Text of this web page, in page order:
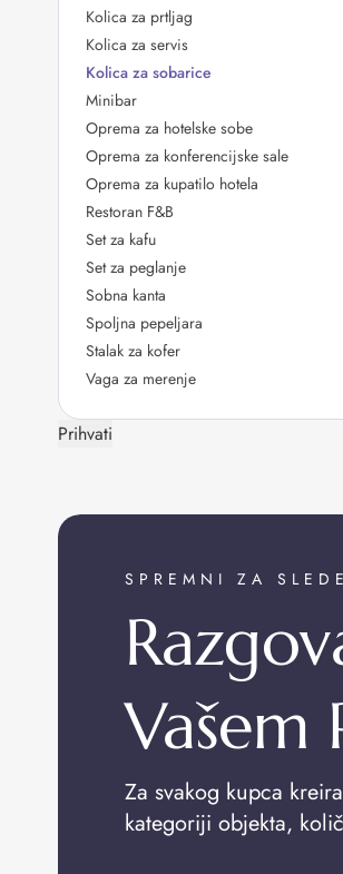
Kolica za prtljag
Kolica za servis
Kolica za sobarice
Minibar
Oprema za hotelske sobe
Oprema za konferencijske sale
Oprema za kupatilo hotela
Restoran F&B
Set za kafu
Set za peglanje
Sobna kanta
Spoljna pepeljara
Stalak za kofer
Vaga za merenje
Prihvati
SPREMNI ZA
Vašem
Za svakog kupca
kategoriji objekta,